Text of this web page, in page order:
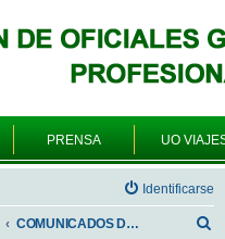
PRENSA UO
Identificarse
COMUNICADOS DE LA UNIÓN DE OFICIALES